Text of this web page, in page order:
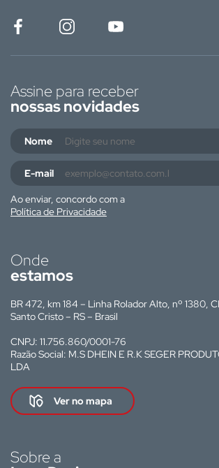
Assine para receber
nossas novidades
Nome
E-mail
Ao enviar, concordo com a
Política de Privacidade
Onde
estamos
BR 472, km 184 – Linha Rolador Alto, nº 1380,
Santo Cristo – RS – Brasil
CNPJ: 11.756.860/0001-76
Razão Social: M.S DHEIN E R.K SEGER
LDA
Ver no mapa
Sobre a